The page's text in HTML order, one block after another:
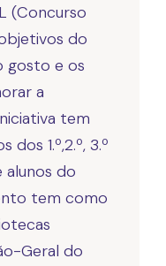
(Concurso
do
gosto e os
a
tem
1.º,2.º, 3.º
alunos do
tem como
Geral do